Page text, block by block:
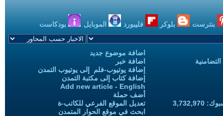
بنترست بلوكر فليبورد الموبايل بودكاست
اضافة موضوع جديد
اضافة خبر
إضافة يوتيوب-فلم إلى يوتيوب التمدن
إضافة كتاب إلى مكتبة التمدن
Add new article - English
أضف حملة
تعديل الموقع الفرعي للكاتب-ة
ابحث في موقع الحوار المتمدن